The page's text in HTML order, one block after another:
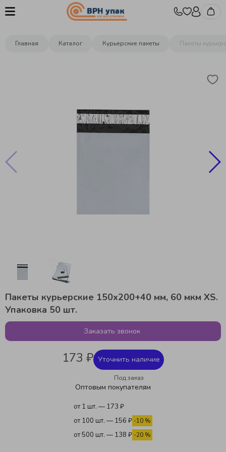
Главная Каталог Курьерские пакеты Пакеты
Пакеты курьерские 150x200+40 мм, 60 мкм XS.
Упаковка 50 шт.
Заказать звонок
173 ₽ Уточнить наличие
Под заказ
Оптовым покупателям
от 1 шт. — 173 ₽
от 100 шт. — 156 ₽ -10 %
от 500 шт. — 138 ₽ -20 %